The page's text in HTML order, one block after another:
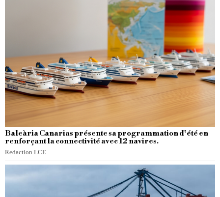
Baleària Canarias présente sa programmation d’été en
renforçant la connectivité avec 12 navires.
Redaction LCE